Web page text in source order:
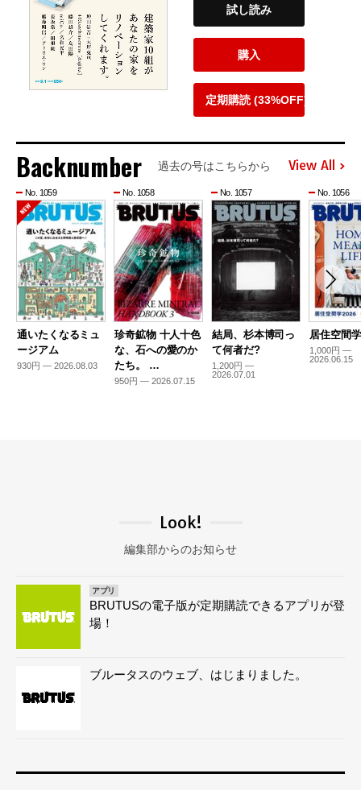
試し読み
購入
定期購読 (33%OFF)
Backnumber 過去の号はこちらから View All
No. 1059
通いたくなるミュ
ージアム
930円 — 2026.08.03
No. 1058
珍奇鉱物 十人十色
な、石への愛のか
たち。 …
950円 — 2026.07.15
No. 1057
結局、杉本博司っ
て何者だ?
1,200円 —
2026.07.01
No. 1056
居住空間
1,000円 —
2026.06.15
Look!
編集部からのお知らせ
アプリ
BRUTUSの電子版が定期購読できるアプリが登
場！
ブルータスのウェブ、はじまりました。